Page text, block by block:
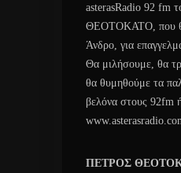
asterasRadio 92 fm
ΘΕΟΤΟΚΑΤΟ, που
Άνδρο, για
Θα μιλήσουμε, θα
θα θυμηθούμε τα
βελόνα στους 92fm
ΠΕΤΡΟΣ